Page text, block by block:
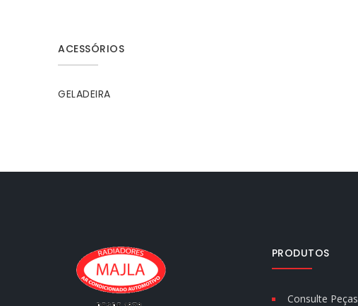
ACESSÓRIOS
GELADEIRA
PRODUTOS
Consulte Peças